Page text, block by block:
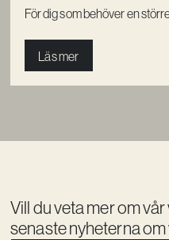
För dig som behöver en
Läs mer
Vill du veta mer om
senaste nyheterna